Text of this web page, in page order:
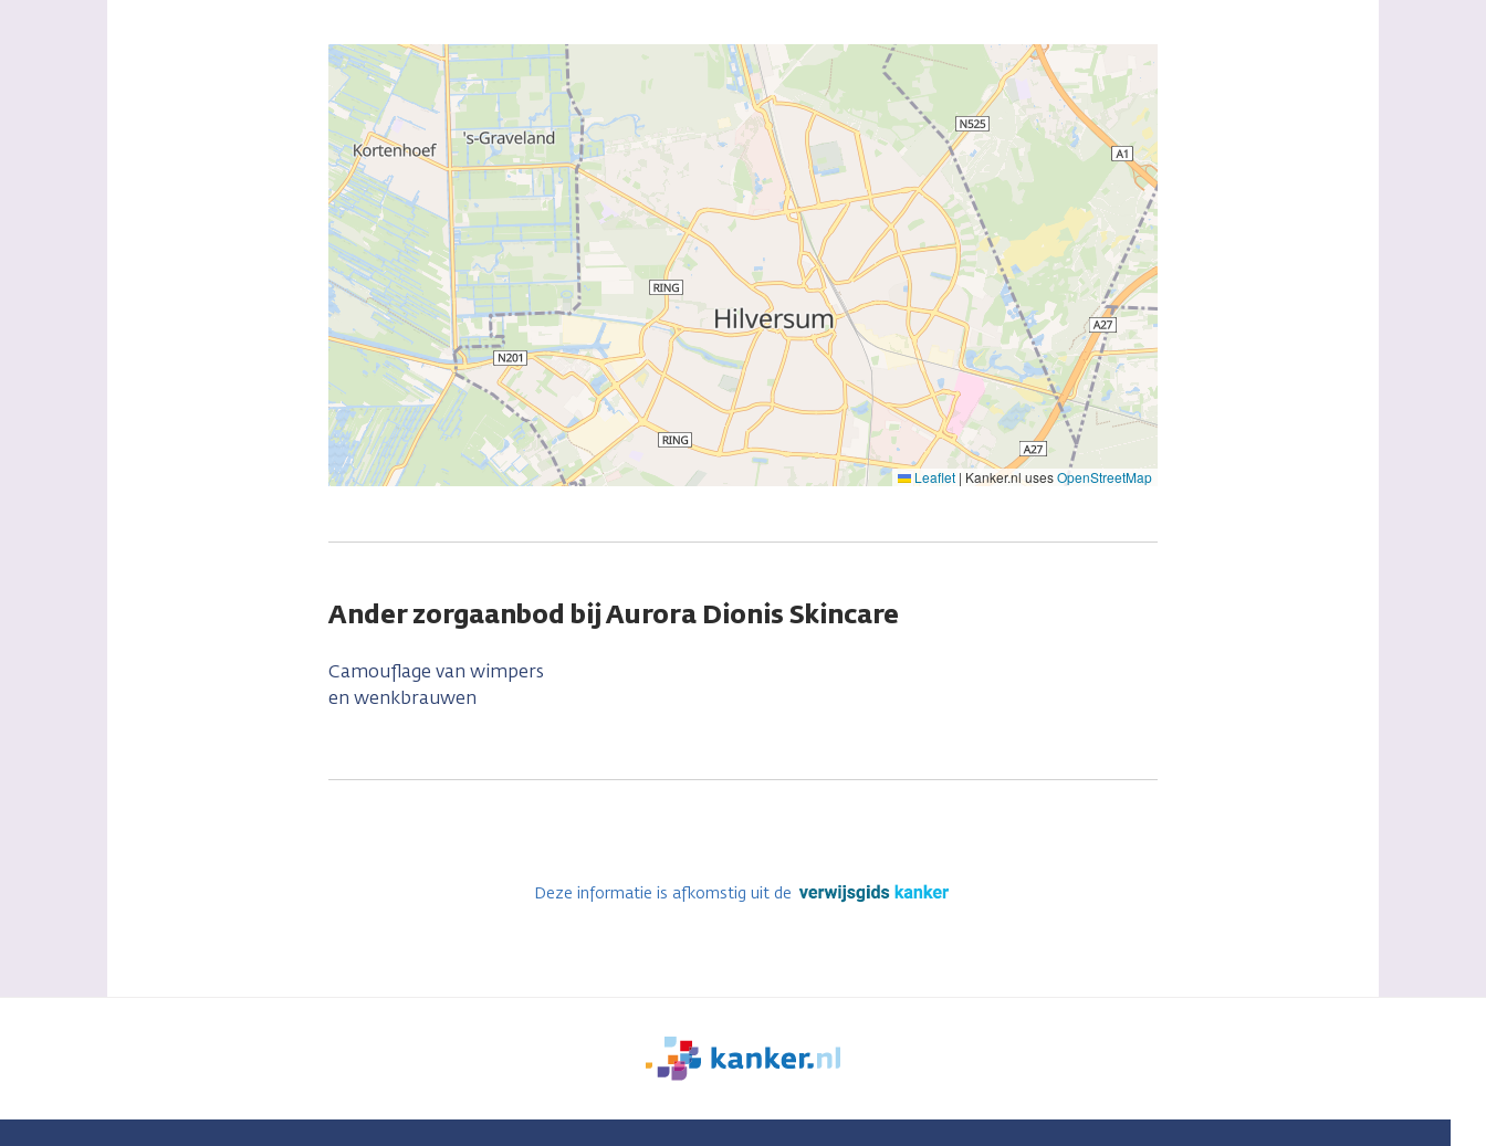
Leaflet | Kanker.nl usesOpenStreetMap
Ander zorgaanbod bij Aurora Dionis Skincare
Camouflage van wimpers
en wenkbrauwen
Deze informatie is afkomstig uit de
We
er